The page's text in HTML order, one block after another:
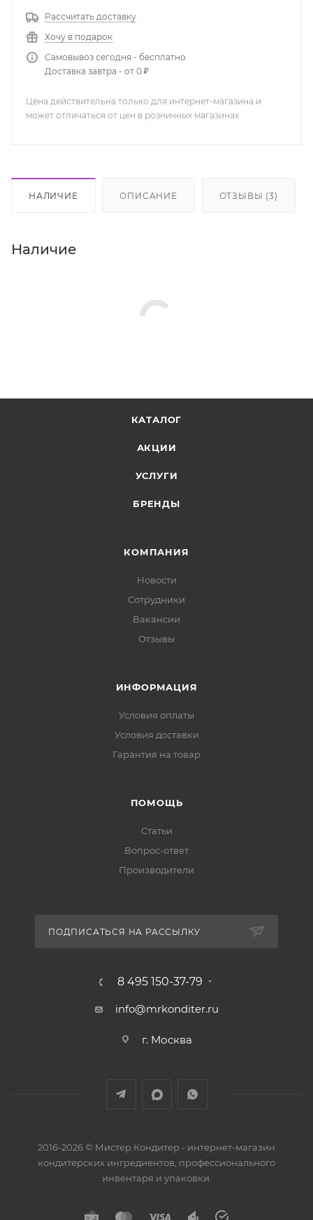
Рассчитать доставку
Хочу в подарок
Самовывоз сегодня - бесплатно
Доставка завтра - от 0 ₽
Цена действительна только для интернет-магазина и
может отличаться от цен в розничных магазинах
НАЛИЧИЕ ОПИСАНИЕ ОТЗЫВЫ (3)
Наличие
КАТАЛОГ
АКЦИИ
УСЛУГИ
БРЕНДЫ
КОМПАНИЯ
Новости
Сотрудники
Вакансии
Отзывы
ИНФОРМАЦИЯ
Условия оплаты
Условия доставки
Гарантия на товар
ПОМОЩЬ
Статьи
Вопрос-ответ
Производители
ПОДПИСАТЬСЯ НА РАССЫЛКУ
8 495 150-37-79
info@mrkonditer.ru
г. Москва
2016-2026 © Мистер Кондитер - интернет-магазин
кондитерских ингредиентов, профессионального
инвентаря и упаковки.